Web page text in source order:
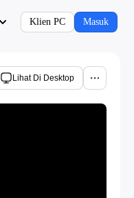
Klien PC Masuk
Lihat Di Desktop